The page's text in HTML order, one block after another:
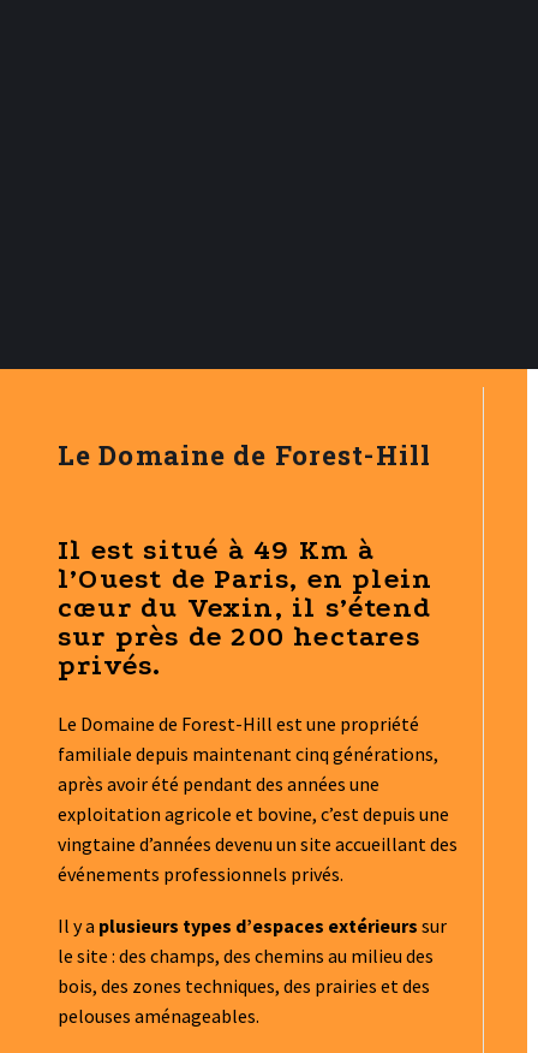
Le Domaine de Forest-Hill
Il est situé à 49 Km à
l’Ouest de Paris, en plein
cœur du Vexin, il s’étend
sur près de200 hectares
privés.
Le Domaine de Forest-Hill est une propriété
familiale depuis maintenant cinq générations,
après avoir été pendant des années une
exploitation agricole et bovine, c’est depuis une
vingtaine d’années devenu un site accueillant des
événements professionnels privés.
Il y a plusieurs types d’espaces extérieurs sur
le site : des champs, des chemins au milieu des
bois, des zones techniques, des prairies et des
pelouses aménageables.